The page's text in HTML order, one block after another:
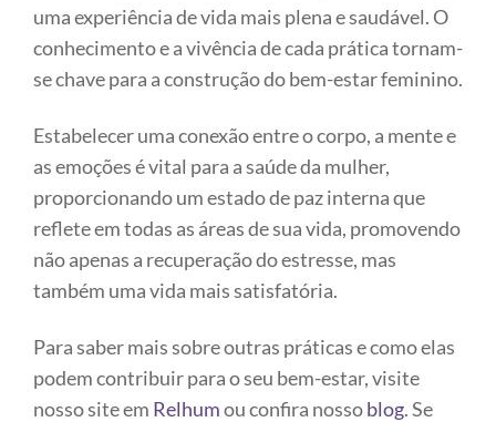
uma experiência de vida mais plena e saudável. O
conhecimento e a vivência de cada prática tornam-
se chave para a construção do bem-estar feminino.
Estabelecer uma conexão entre o corpo, a mente e
as emoções é vital para a saúde da mulher,
proporcionando um estado de paz interna que
reflete em todas as áreas de sua vida, promovendo
não apenas a recuperação do estresse, mas
também uma vida mais satisfatória.
Para saber mais sobre outras práticas e como elas
podem contribuir para o seu bem-estar, visite
nosso site em Relhumou confira nossoblog. Se